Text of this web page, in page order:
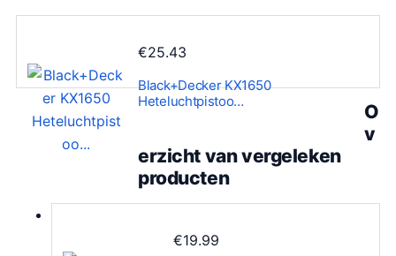
€25.43
Black+Decker KX1650
Heteluchtpistoo…
O
v
erzicht van vergeleken
producten
€19.99